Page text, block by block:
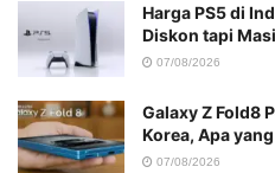
Harga PS5 di
Diskon tapi
07/08/2026
Galaxy Z Fold8
Korea, Apa
07/08/2026